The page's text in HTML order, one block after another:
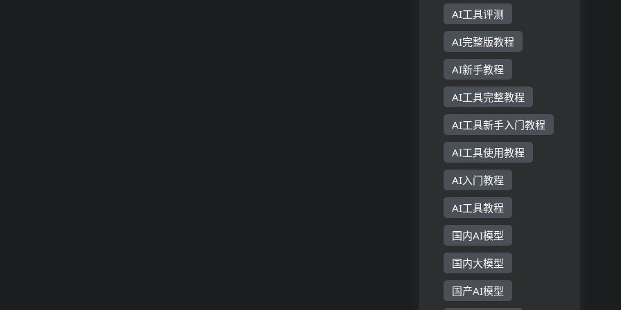
AI工具评测
AI完整版教程
AI新手教程
AI工具完整教程
AI工具新手入门教程
AI工具使用教程
AI入门教程
AI工具教程
国内AI模型
国内大模型
国产AI模型